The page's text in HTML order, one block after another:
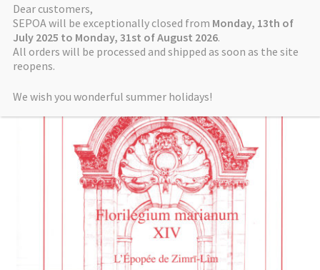
Mémoires de NABU
Autres séries
Boutique / Online Store
Comment payer ? How to pay?
Dear customers,
SEPOA will be exceptionally closed from Monday, 13th of
July 2025 to Monday, 31st of August 2026.
All orders will be processed and shipped as soon as the site
reopens.
We wish you wonderful summer holidays!